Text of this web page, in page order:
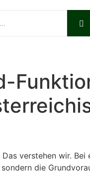
Das verstehen wir.
die